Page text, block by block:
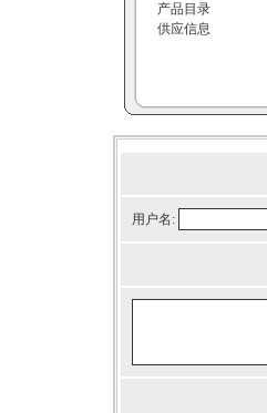
产品目录
供应信息
用户名: